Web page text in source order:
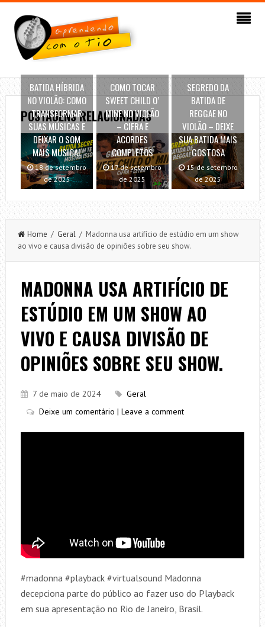
POSTAGENS RELACIONADAS
BATIDA HÍBRIDA
NO VIOLÃO: COMO
TRANSFORMAR
SUAS MÚSICAS E
DEIXAR O SOM
MAIS MUSICAL
18 de setembro
de 2025
COMO TOCAR
SWEET CHILD O’
MINE NO VIOLÃO
– CIFRA E
ACORDES
COMPLETOS
17 de setembro
de 2025
SEGREDO DA
BATIDA DE
REGGAE NO
VIOLÃO – DEIXE
SUA BATIDA MAIS
GOSTOSA
15 de setembro
de 2025
Home / Geral/ Madonna usa artifício de estúdio em um show
ao vivo e causa divisão de opiniões sobre seu show.
MADONNA USA ARTIFÍCIO DE
ESTÚDIO EM UM SHOW AO
VIVO E CAUSA DIVISÃO DE
OPINIÕES SOBRE SEU SHOW.
7 de maio de 2024
Geral
Deixe um comentário | Leave a comment
#madonna #playback #virtualsound Madonna
decepciona parte do público ao fazer uso do Playback
em sua apresentação no Rio de Janeiro, Brasil.